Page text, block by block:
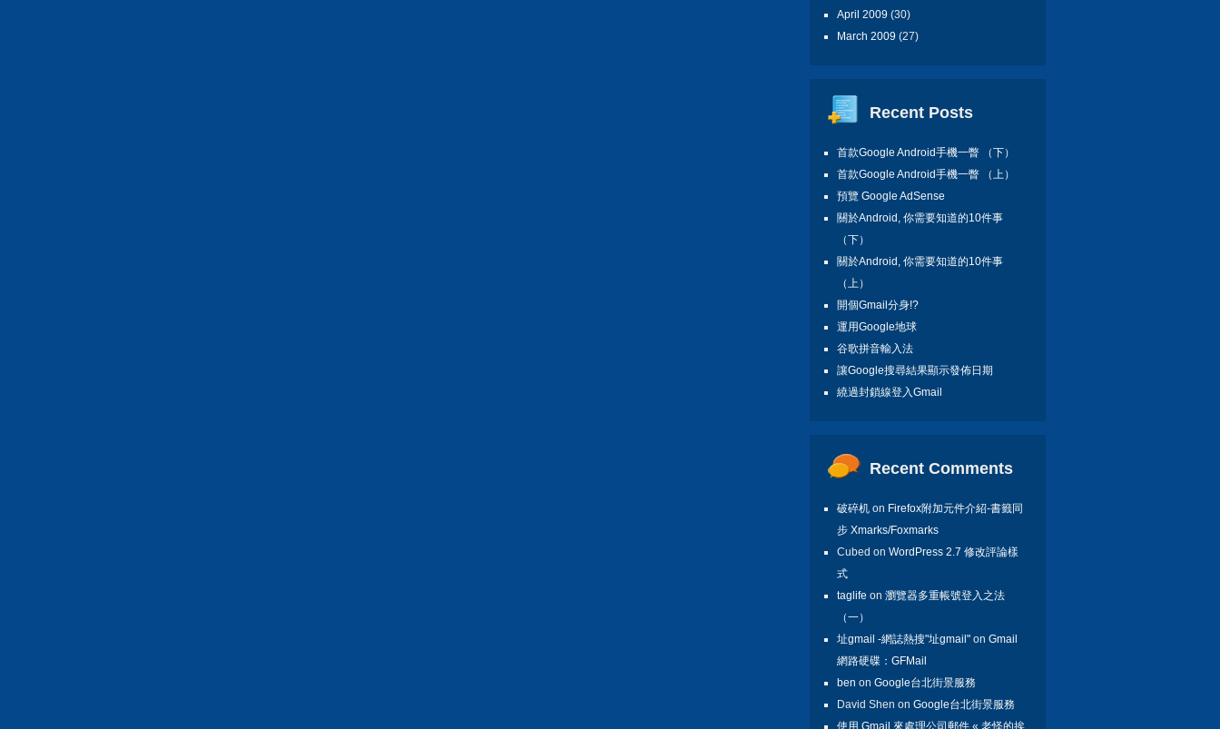
April 2009 (30)
March 2009 (27)
Recent Posts
首款Google Android手機一瞥 （下）
首款Google Android手機一瞥 （上）
預覽 Google AdSense
關於Android, 你需要知道的10件事
（下）
關於Android, 你需要知道的10件事
（上）
開個Gmail分身!?
運用Google地球
谷歌拼音輸入法
讓Google搜尋結果顯示發佈日期
繞過封鎖線登入Gmail
Recent Comments
破碎机 on Firefox附加元件介紹-書籤同
步 Xmarks/Foxmarks
Cubed on WordPress 2.7 修改評論樣
式
taglife on 瀏覽器多重帳號登入之法
（一）
址gmail -網誌熱搜"址gmail" on Gmail
網路硬碟：GFMail
ben on Google台北街景服務
David Shen on Google台北街景服務
使用 Gmail 來處理公司郵件 « 老怪的挨